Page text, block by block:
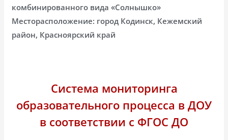
комбинированного вида «Солнышко»
Месторасположение: город Кодинск, Кежемский
район, Красноярский край
Система мониторинга
образовательного процесса в ДОУ
в соответствии с ФГОС ДО